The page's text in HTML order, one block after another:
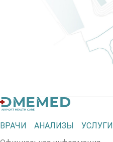
ВРАЧИ АНАЛИЗЫ УСЛУГИ